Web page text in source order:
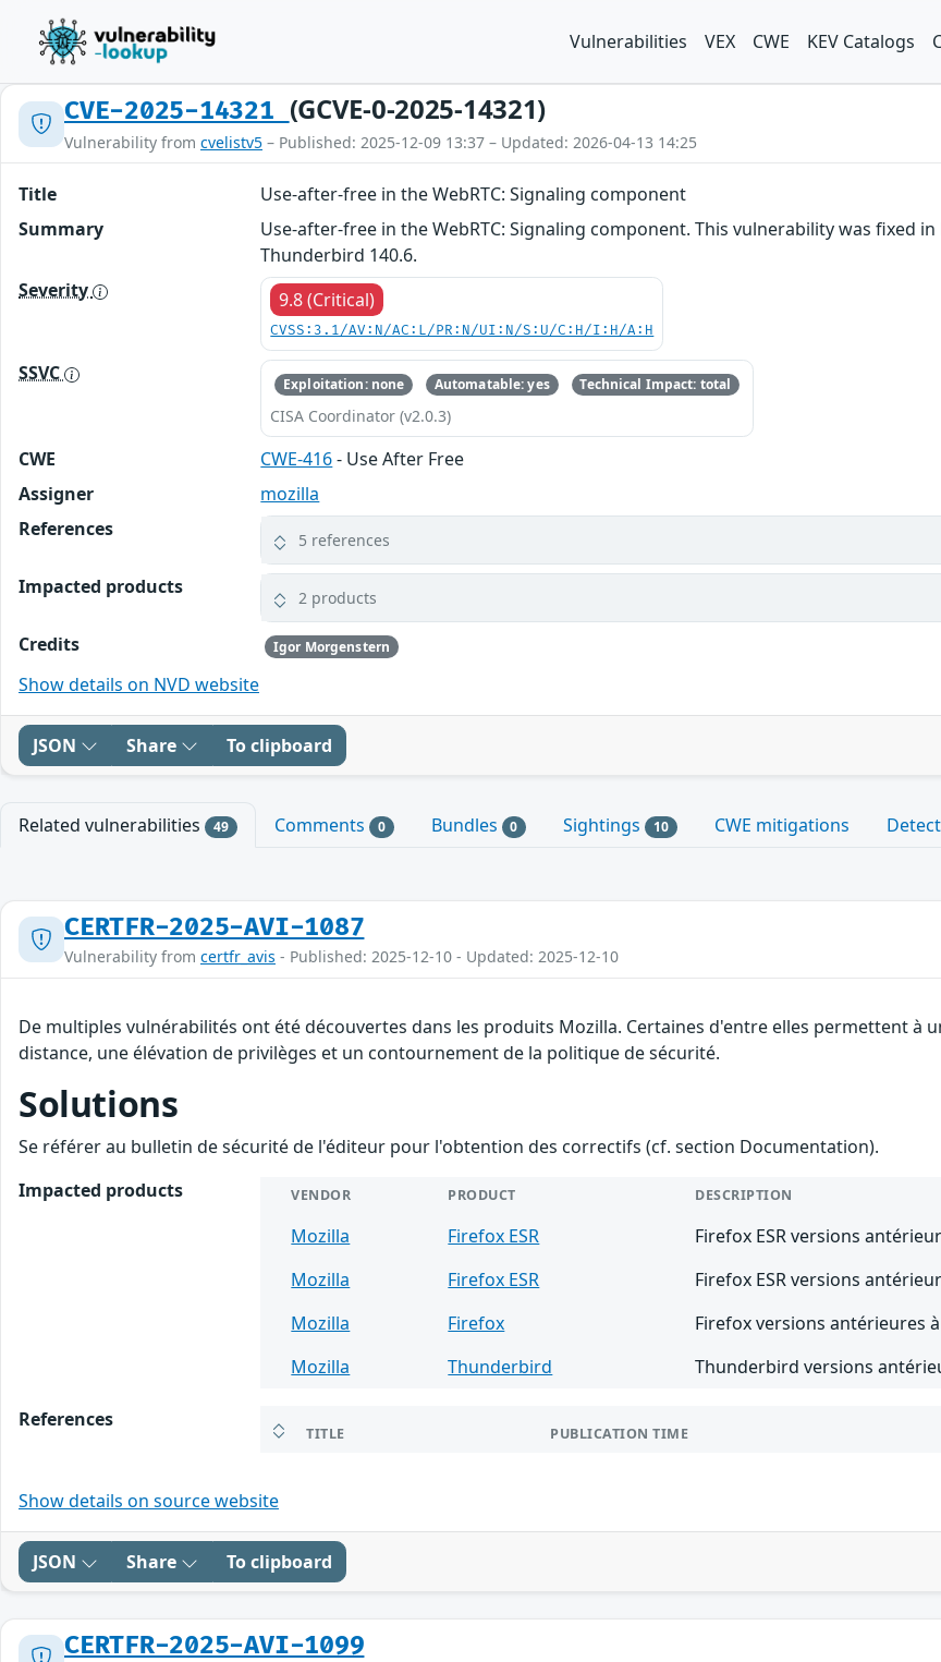
Vulnerabilities VEX CWE KEV Catalogs
CVE-2025-14321 (GCVE-0-2025-14321)
Vulnerability from cvelistv5 – Published: 2025-12-09 13:37 – Updated: 2026-04-13 14:25
Title
Use-after-free in the WebRTC: Signaling component
Summary
Use-after-free in the WebRTC: Signaling component. This vulnerability was fixed
Thunderbird 140.6.
Severity
9.8 (Critical)
CVSS:3.1/AV:N/AC:L/PR:N/UI:N/S:U/C:H/I:H/A:H
SSVC Exploitation: none Automatable: yes Technical Impact: total
CISA Coordinator (v2.0.3)
CWE CWE-416- Use After Free
Assigner
mozilla
References
5 references
Impacted products 2 products
Credits Igor Morgenstern
Show details on NVD website
JSON Share To clipboard
Related vulnerabilities 49 Comments 0 Bundles 0 Sightings 10 CWE mitigations
CERTFR-2025-AVI-1087
Vulnerability from certfr_avis - Published: 2025-12-10 - Updated: 2025-12-10
De multiples vulnérabilités ont été découvertes dans les produits Mozilla. Certaines d'entre elles permettent
distance, une élévation de privilèges et un contournement de la politique de sécurité.
Solutions
Se référer au bulletin de sécurité de l'éditeur pour l'obtention des correctifs (cf. section Documentation).
Impacted products
VENDOR PRODUCT DESCRIPTION
Mozilla Firefox ESR
Firefox ESR versions
Mozilla
Firefox ESR
Firefox ESR versions
Mozilla
Firefox
Firefox versions antérieures
Mozilla
Thunderbird Thunderbird versions
References
TITLE PUBLICATION TIME
Show details on source website
JSON Share To clipboard
CERTFR-2025-AVI-1099